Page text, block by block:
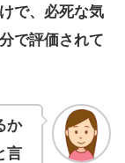
で、必死な気
で評価されて
か
言